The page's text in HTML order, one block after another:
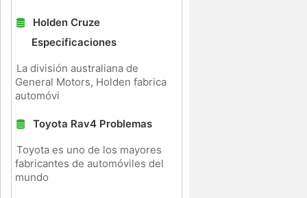
Holden Cruze
Especificaciones
La división australiana de
General Motors, Holden fabrica
automóvi
Toyota Rav4 Problemas
Toyota es uno de los mayores
fabricantes de automóviles del
mundo